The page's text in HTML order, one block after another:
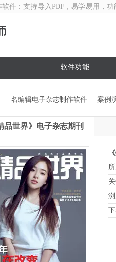
软件 ：支持导入PDF，易学易用，功
软件功能
名编辑电子杂志制作软件 案例
品世界》电子杂志期刊
浏
下